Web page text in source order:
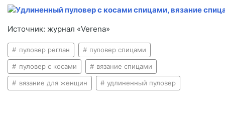
Источник: журнал «Verena»
пуловер реглан пуловер спицами
пуловер с косами вязание спицами
вязание для женщин удлиненный пуловер